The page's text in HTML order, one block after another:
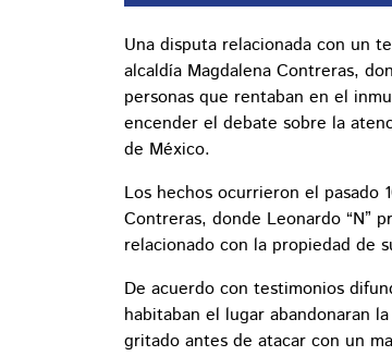
Una disputa relacionada con un
alcaldía Magdalena Contreras,
personas que rentaban en el
encender el debate sobre la
de México.
Los hechos ocurrieron el pasado
Contreras, donde Leonardo “N”
relacionado con la propiedad de
De acuerdo con testimonios
habitaban el lugar abandonaran
gritado antes de atacar con un